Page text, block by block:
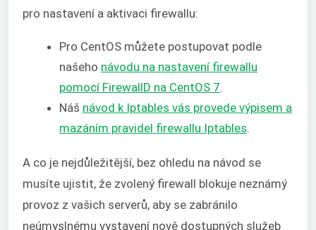
pro nastavení a aktivaci firewallu:
Pro CentOS můžete postupovat podle
našeho návodu na nastavení firewallu
pomocí FirewallD na CentOS 7.
Náš návod k Iptables vás provede výpisem a
mazáním pravidel firewallu Iptables.
A co je nejdůležitější, bez ohledu na návod se
musíte ujistit, že zvolený firewall blokuje neznámý
provoz z vašich serverů, aby se zabránilo
neúmyslnému vystavení nově dostupných služeb